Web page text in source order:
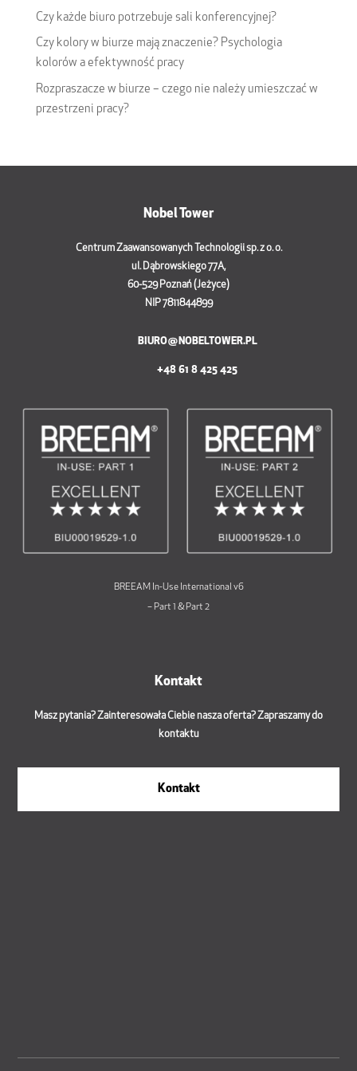
Czy każde biuro potrzebuje sali konferencyjnej?
Czy kolory w biurze mają znaczenie? Psychologia
kolorów a efektywność pracy
Rozpraszacze w biurze – czego nie należy umieszczać w
przestrzeni pracy?
Nobel Tower
Centrum Zaawansowanych Technologii sp. z o. o.
ul. Dąbrowskiego 77A,
60-529 Poznań (Jeżyce)
NIP 7811844899
BIURO@NOBELTOWER.PL
+48 61 8 425 425
BREEAM In-Use International v6
– Part 1 & Part 2
Kontakt
Masz pytania? Zainteresowała Ciebie nasza oferta? Zapraszamy do
kontaktu
Kontakt